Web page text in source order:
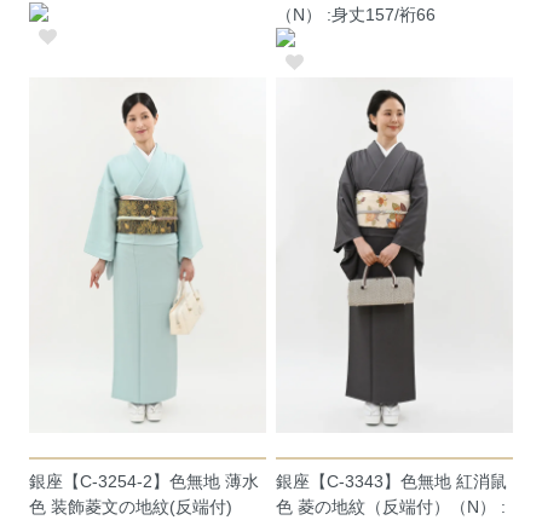
（N） :身丈157/裄66
銀座【C-3254-2】色無地 薄水
色 装飾菱文の地紋(反端付)
銀座【C-3343】色無地 紅消鼠
色 菱の地紋（反端付）（N） :